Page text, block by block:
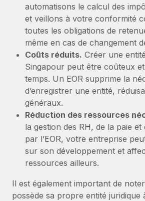
automatisons le calcul des
et veillons à votre conformité
toutes les obligations de
même en cas de changement
Coûts réduits. Créer une
Singapour peut être coûteux
temps. Un EOR supprime la
d’enregistrer une entité,
généraux.
Réduction des ressources
la gestion des RH, de la paie
par l’EOR, votre entreprise
sur son développement et
ressources ailleurs.
Il est également important de
possède sa propre entité juridique